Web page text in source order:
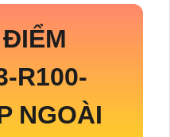
R100-
NGOÀI